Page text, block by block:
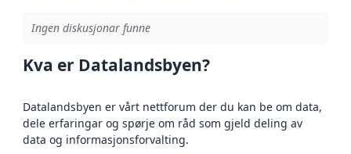
Ingen diskusjonar funne
Kva er Datalandsbyen?
Datalandsbyen er vårt nettforum der du kan be om data,
dele erfaringar og spørje om råd som gjeld deling av
data og informasjonsforvalting.